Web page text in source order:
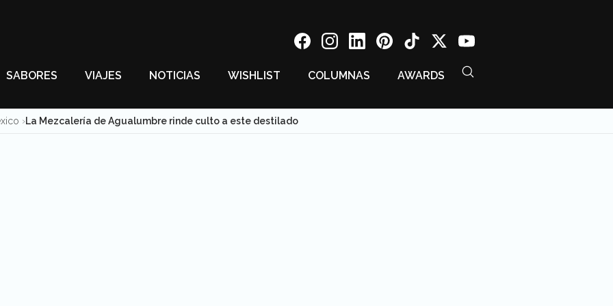
SABORES VIAJES NOTICIAS WISHLIST COLUMNAS AWARDS
La Mezcalería de Agualumbre rinde culto a este destilado